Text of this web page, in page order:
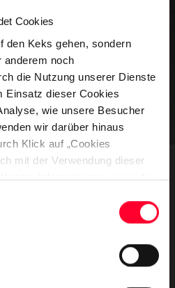
Cookies
den Keks gehen, sondern
anderem noch
die Nutzung unserer Dienste
Einsatz dieser Cookies
wie unsere Besucher
wir darüber hinaus
Klick auf „Cookies
mit der Verwendung dieser
Informationen sowie die